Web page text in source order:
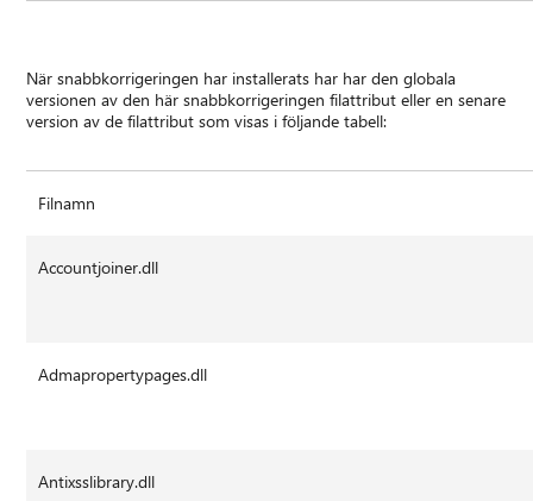
När snabbkorrigeringen har installerats har har den globala
versionen av den här snabbkorrigeringen filattribut eller en senare
version av de filattribut som visas i följande tabell:
Filnamn
Accountjoiner.dll
Admapropertypages.dll
Antixsslibrary.dll